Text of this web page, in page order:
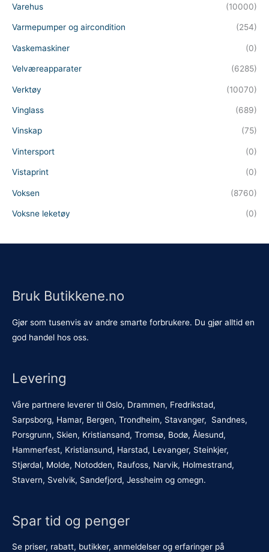
Varehus (10000)
Varmepumper og aircondition (254)
Vaskemaskiner (0)
Velværeapparater (6285)
Verktøy (10070)
Vinglass (689)
Vinskap (75)
Vintersport (0)
Vistaprint (0)
Voksen (8760)
Voksne leketøy (0)
Bruk Butikkene.no
Gjør som tusenvis av andre smarte forbrukere. Du gjør alltid en
god handel hos oss.
Levering
Våre partnere leverer til Oslo, Drammen, Fredrikstad,
Sarpsborg, Hamar, Bergen, Trondheim, Stavanger, Sandnes,
Porsgrunn, Skien, Kristiansand, Tromsø, Bodø, Ålesund,
Hammerfest, Kristiansund, Harstad, Levanger, Steinkjer,
Stjørdal, Molde, Notodden, Raufoss, Narvik, Holmestrand,
Stavern, Svelvik, Sandefjord, Jessheim og omegn.
Spar tid og penger
Se priser, rabatt, butikker, anmeldelser og erfaringer på